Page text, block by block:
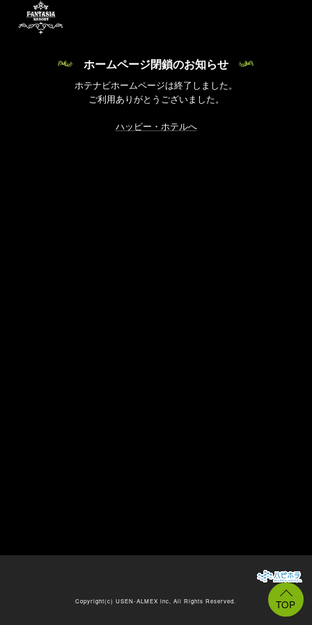
ホームページ閉鎖のお知らせ
ホテナビホームページは終了しました。
ご利用ありがとうございました。
ハッピー・ホテルへ
Copyright(c)USEN-ALMEX inc, All Rights Reserved.